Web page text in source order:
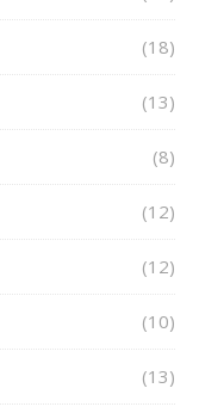
(18)
(13)
(8)
(12)
(12)
(10)
(13)